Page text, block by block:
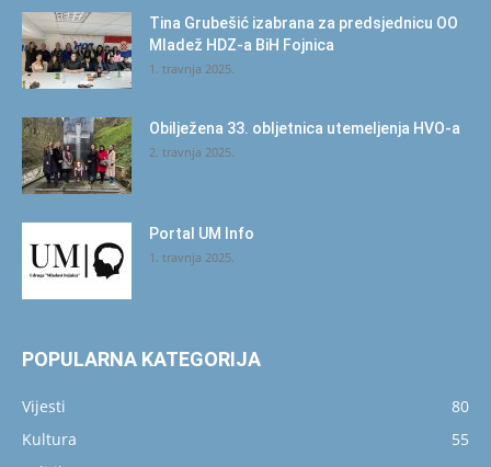
Tina Grubešić izabrana za predsjednicu OO
Mladež HDZ-a BiH Fojnica
1. travnja 2025.
Obilježena 33. obljetnica utemeljenja HVO-a
2. travnja 2025.
Portal UM Info
1. travnja 2025.
POPULARNA KATEGORIJA
Vijesti
80
Kultura
55